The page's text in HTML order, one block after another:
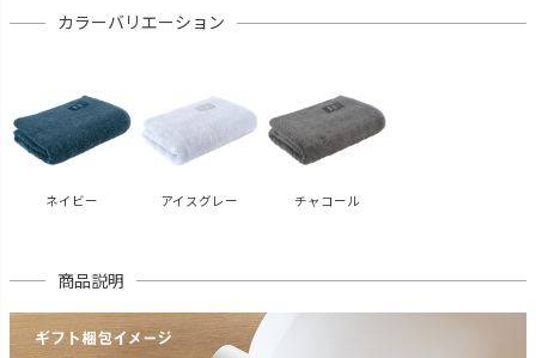
カラーバリエーション
ネイビー アイスグレー チャコール
商品説明